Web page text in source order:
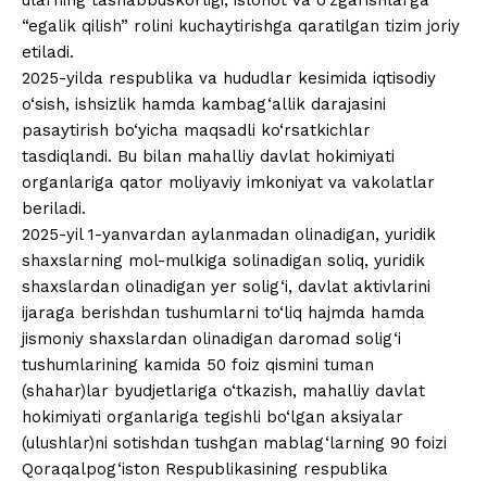
“egalik qilish” rolini kuchaytirishga qaratilgan tizim joriy
etiladi.
2025-yilda respublika va hududlar kesimida iqtisodiy
o‘sish, ishsizlik hamda kambag‘allik darajasini
pasaytirish bo‘yicha maqsadli ko‘rsatkichlar
tasdiqlandi. Bu bilan mahalliy davlat hokimiyati
organlariga qator moliyaviy imkoniyat va vakolatlar
beriladi.
2025-yil 1-yanvardan aylanmadan olinadigan, yuridik
shaxslarning mol-mulkiga solinadigan soliq, yuridik
shaxslardan olinadigan yer solig‘i, davlat aktivlarini
ijaraga berishdan tushumlarni to‘liq hajmda hamda
jismoniy shaxslardan olinadigan daromad solig‘i
tushumlarining kamida 50 foiz qismini tuman
(shahar)lar byudjetlariga o‘tkazish, mahalliy davlat
hokimiyati organlariga tegishli bo‘lgan aksiyalar
(ulushlar)ni sotishdan tushgan mablag‘larning 90 foizi
Qoraqalpog‘iston Respublikasining respublika